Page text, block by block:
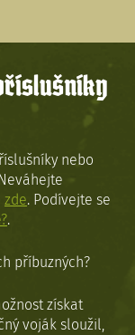
nebo
zde. Podívejte se
.
příbuzných?
získat
voják sloužil,